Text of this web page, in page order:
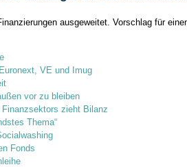
ausgeweitet. Vorschlag für
VE und Imug
vor zu bleiben
zieht Bilanz
Thema“
Fonds